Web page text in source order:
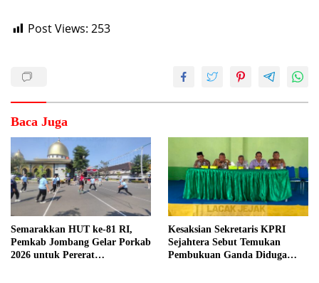
Post Views: 253
Baca Juga
Semarakkan HUT ke-81 RI,
Pemkab Jombang Gelar Porkab
2026 untuk Pererat
Kesaksian Sekretaris KPRI
Sejahtera Sebut Temukan
Pembukuan Ganda Diduga